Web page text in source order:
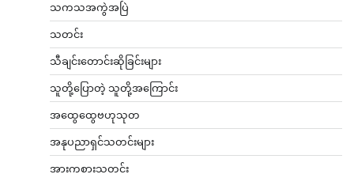
သကသအကွဲအပြဲ
သတင်း
သီချင်းတောင်းဆိုခြင်းများ
သူတို့ပြောတဲ့ သူတို့အကြောင်း
အထွေထွေဗဟုသုတ
အနုပညာရှင်သတင်းများ
အားကစားသတင်း